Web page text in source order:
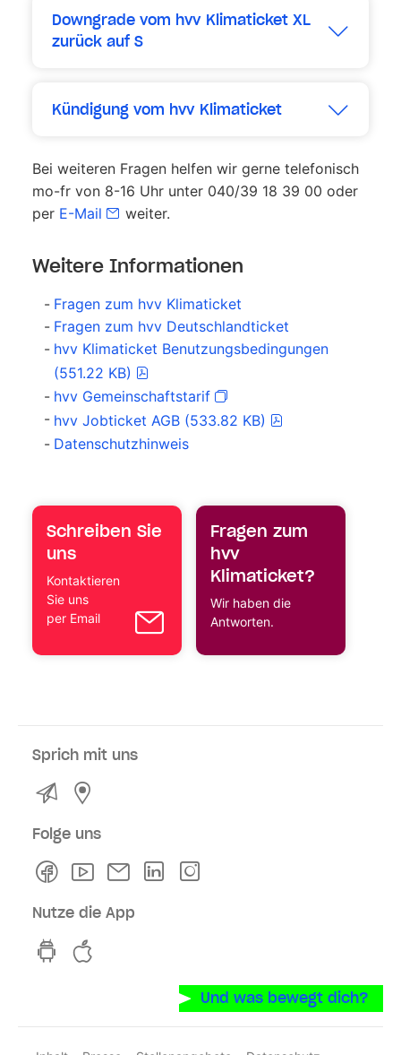
Downgrade vom hvv Klimaticket XL
zurück auf S
Kündigung vom hvv Klimaticket Erweitern
Bei weiteren Fragen helfen wir gerne telefonisch
mo-fr von 8-16 Uhr unter 040/39 18 39 00 oder
per E-Mail weiter.
Weitere Informationen
Fragen zum hvv Klimaticket
Fragen zum hvv Deutschlandticket
hvv Klimaticket Benutzungsbedingungen
(551.22 KB)
hvv Gemeinschaftstarif
hvv Jobticket AGB (533.82 KB)
Datenschutzhinweis
Schreiben Sie
uns
Kontaktieren
Sie uns
per Email
Fragen zum
hvv
Klimaticket?
Wir haben die
Antworten.
Sprich mit uns
Kontakt
Folge uns
FacebookYoutubeNewsletterLinkedln
Nutze die App
hvv switch App auf GooglePlay
Und was bewegt dich?